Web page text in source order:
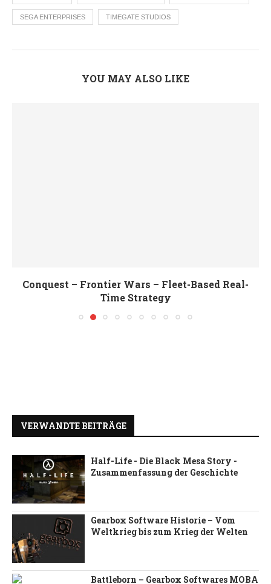
SEGA ENTERPRISES TIMEGATE STUDIOS
YOU MAY ALSO LIKE
Conquest – Frontier Wars – Fleet-Based Real-
Time Strategy
VERWANDTE BEITRÄGE
Half-Life - Die Black Mesa Story -
Zusammenfassung der Geschichte
Gearbox Software Historie – Vom
Weltkrieg bis zum Krieg der Welten
Battleborn – Gearbox Softwares MOBA